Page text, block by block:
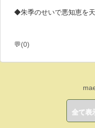
◆朱季のせいで悪知恵を
💬(0)